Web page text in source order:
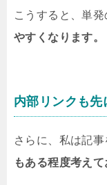
こうすると、単
やすくなります。
内部リンクも先
さらに、私は記
もある程度考えて